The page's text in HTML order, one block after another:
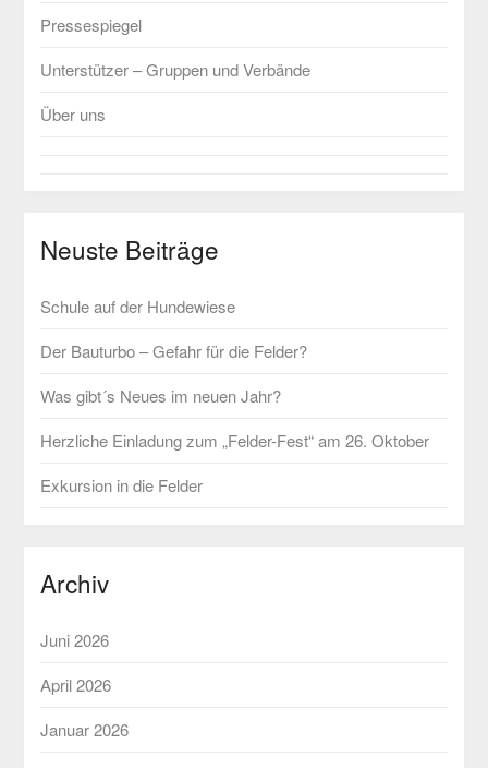
Pressespiegel
Unterstützer – Gruppen und Verbände
Über uns
Neuste Beiträge
Schule auf der Hundewiese
Der Bauturbo – Gefahr für die Felder?
Was gibt´s Neues im neuen Jahr?
Herzliche Einladung zum „Felder-Fest“ am 26. Oktober
Exkursion in die Felder
Archiv
Juni 2026
April 2026
Januar 2026